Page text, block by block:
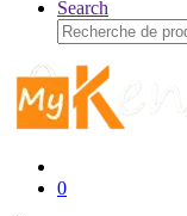
Search
Recherche
pour :
0